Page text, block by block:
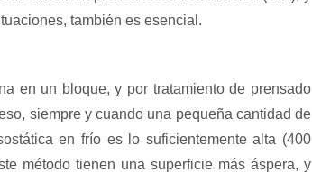
también es esencial.
en un bloque, y por tratamiento de prensado
siempre y cuando una pequeña cantidad de
en frío es lo suficientemente alta (400
método tienen una superficie más áspera, y